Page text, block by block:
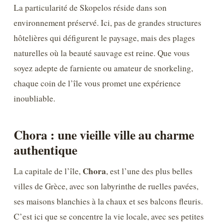
La particularité de Skopelos réside dans son
environnement préservé. Ici, pas de grandes structures
hôtelières qui défigurent le paysage, mais des plages
naturelles où la beauté sauvage est reine. Que vous
soyez adepte de farniente ou amateur de snorkeling,
chaque coin de l’île vous promet une expérience
inoubliable.
Chora : une vieille ville au charme
authentique
La capitale de l’île, Chora, est l’une des plus belles
villes de Grèce, avec son labyrinthe de ruelles pavées,
ses maisons blanchies à la chaux et ses balcons fleuris.
C’est ici que se concentre la vie locale, avec ses petites